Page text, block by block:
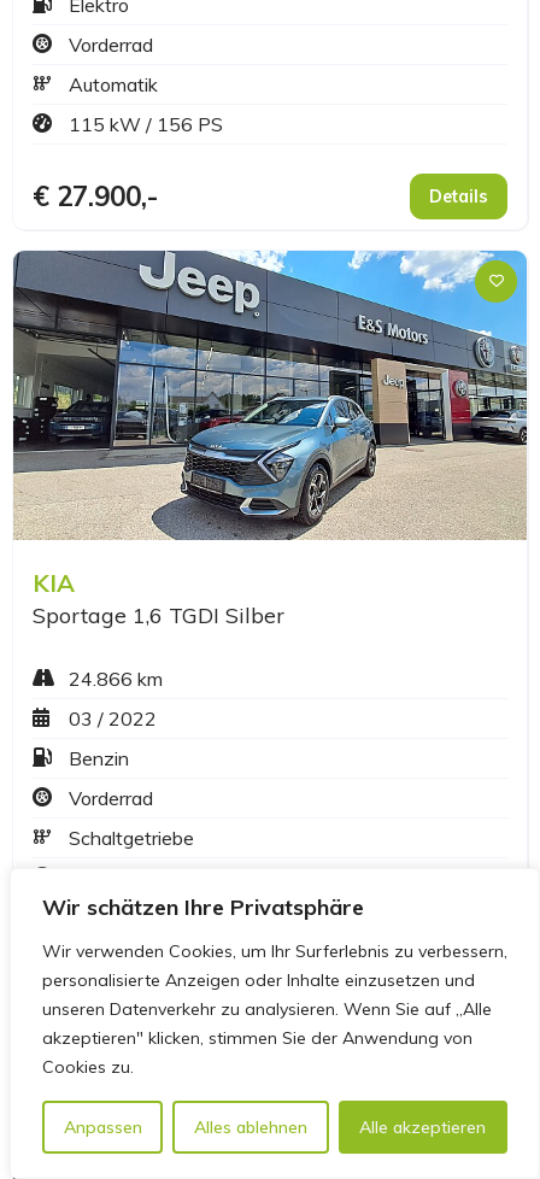
Wir schätzen Ihre Privatsphäre
Wir verwenden Cookies, um Ihr Surferlebnis zu verbessern,
personalisierte Anzeigen oder Inhalte einzusetzen und
unseren Datenverkehr zu analysieren. Wenn Sie auf „Alle
akzeptieren" klicken, stimmen Sie der Anwendung von
Cookies zu.
Anpassen Alles ablehnen Alle akzeptieren